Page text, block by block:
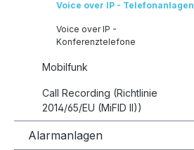
Voice over IP - Telefonanlagen
Voice over IP -
Konferenztelefone
Mobilfunk
Call Recording (Richtlinie
2014/65/EU (MiFID II))
Alarmanlagen